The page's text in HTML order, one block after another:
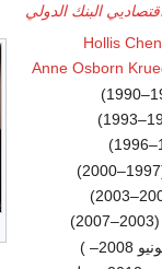
البنك الدولي
Hollis
Anne Osborn
(2003–2007)
2008– )